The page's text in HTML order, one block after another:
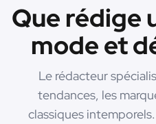
Que rédige
mode et
Le rédacteur
tendances, les
classiques